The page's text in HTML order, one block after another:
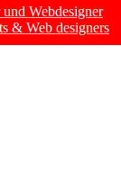
Webdesigner
& Web designers